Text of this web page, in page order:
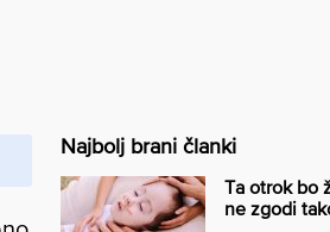
Najbolj brani članki
Ta otrok bo
ne zgodi